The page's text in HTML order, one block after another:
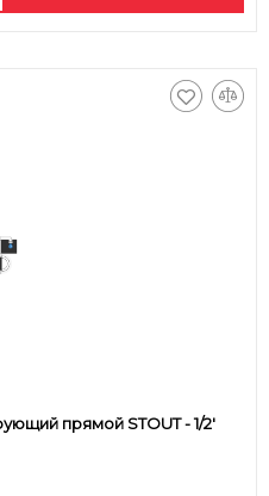
прямой STOUT - 1/2'